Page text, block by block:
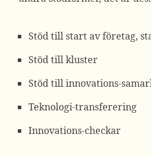
Stöd till start av företag,
Stöd till kluster
Stöd till innovations-
Teknologi-transferering
Innovations-checkar